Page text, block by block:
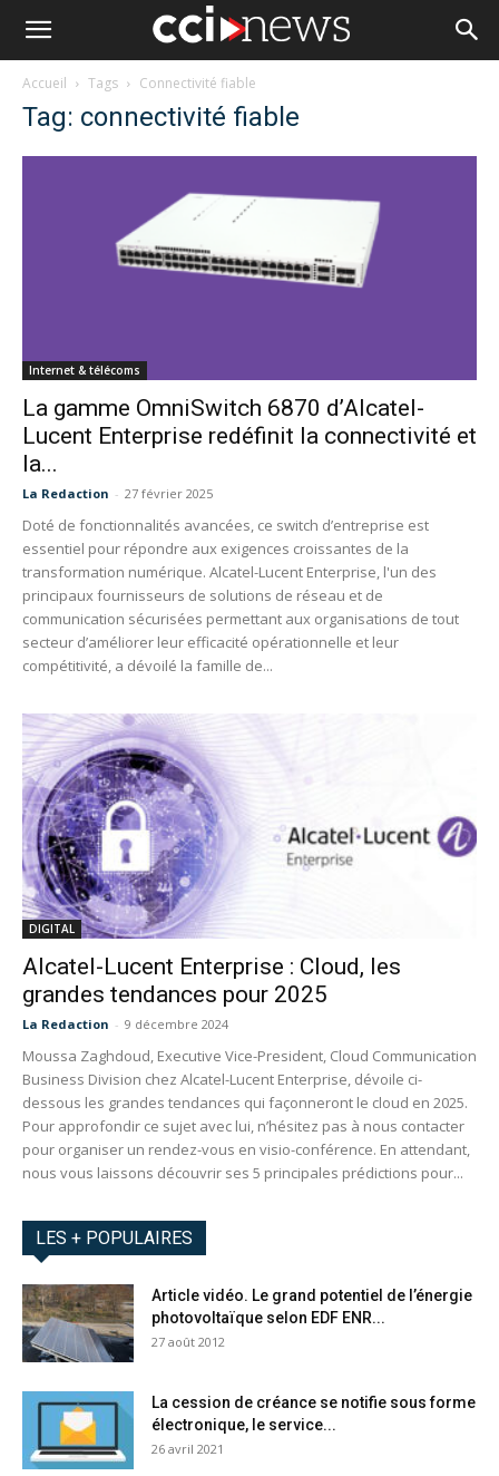
Accueil Tags Connectivité fiable
Tag: connectivité fiable
Internet & télécoms
La gamme OmniSwitch 6870 d’Alcatel-
Lucent Enterprise redéfinit la connectivité et
la...
La Redaction - 27 février 2025
Doté de fonctionnalités avancées, ce switch d’entreprise est
essentiel pour répondre aux exigences croissantes de la
transformation numérique. Alcatel-Lucent Enterprise, l'un des
principaux fournisseurs de solutions de réseau et de
communication sécurisées permettant aux organisations de tout
secteur d’améliorer leur efficacité opérationnelle et leur
compétitivité, a dévoilé la famille de...
DIGITAL
Alcatel-Lucent Enterprise : Cloud, les
grandes tendances pour 2025
La Redaction - 9 décembre 2024
Moussa Zaghdoud, Executive Vice-President, Cloud Communication
Business Division chez Alcatel-Lucent Enterprise, dévoile ci-
dessous les grandes tendances qui façonneront le cloud en 2025.
Pour approfondir ce sujet avec lui, n’hésitez pas à nous contacter
pour organiser un rendez-vous en visio-conférence. En attendant,
nous vous laissons découvrir ses 5 principales prédictions pour...
LES + POPULAIRES
Article vidéo. Le grand potentiel de l’énergie
photovoltaïque selon EDF ENR...
27 août 2012
La cession de créance se notifie sous forme
électronique, le service...
26 avril 2021